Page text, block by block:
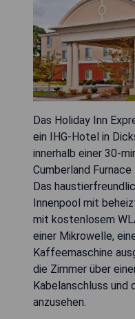
Das Holiday Inn
ein IHG-Hotel in
innerhalb einer 30-
Cumberland
Das
Innenpool mit
mit kostenlosem
einer Mikrowelle,
Kaffeemaschine
die Zimmer über
Kabelanschluss und
anzusehen.